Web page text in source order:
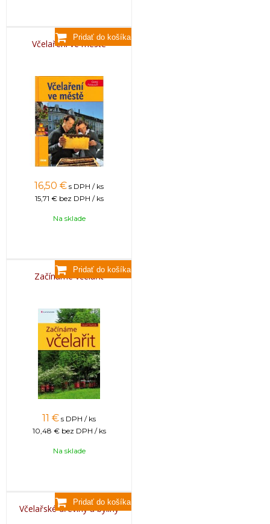
Včelaření ve městě
16,50 € s DPH / ks
15,71 € bez DPH / ks
Na sklade
Začínáme včelařit
11 € s DPH / ks
10,48 € bez DPH / ks
Na sklade
Včelařské dřeviny a byliny